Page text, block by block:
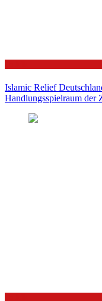
Islamic Relief
Handlungsspielraum der